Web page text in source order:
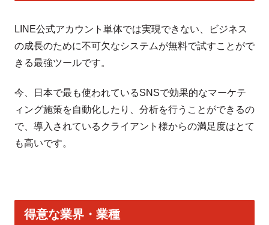
LINE公式アカウント単体では実現できない、ビジネス
の成長のために不可欠なシステムが無料で試すことがで
きる最強ツールです。
今、日本で最も使われているSNSで効果的なマーケテ
ィング施策を自動化したり、分析を行うことができるの
で、導入されているクライアント様からの満足度はとて
も高いです。
得意な業界・業種